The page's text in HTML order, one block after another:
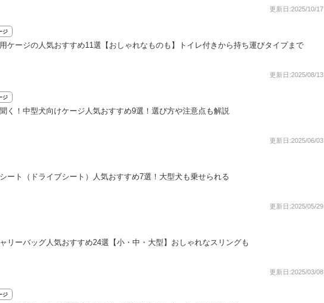
更新日:2025/10/17
ジ
ケージの人気おすすめ11選【おしゃれなものも】トイレ付きから持ち運びタイプまで
更新日:2025/08/13
ジ
く！中型犬向けケージ人気おすすめ9選！選び方や注意点も解説
更新日:2025/06/03
ート（ドライブシート）人気おすすめ7選！大型犬も乗せられる
更新日:2025/05/29
リーバッグ人気おすすめ24選【小・中・大型】おしゃれなスリングも
更新日:2025/03/08
ジ